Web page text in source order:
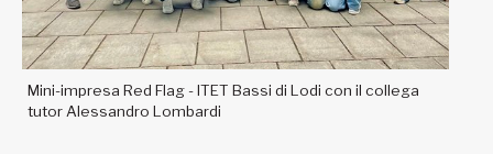
Mini-impresa Red Flag - ITET Bassi di Lodi con il collega
tutor Alessandro Lombardi